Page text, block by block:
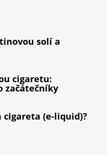
solí a
cigaretu:
začátečníky
(e-liquid)?